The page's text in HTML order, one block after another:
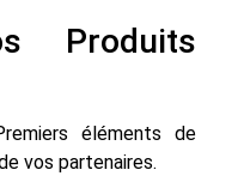
Produits
éléments de
vos partenaires.